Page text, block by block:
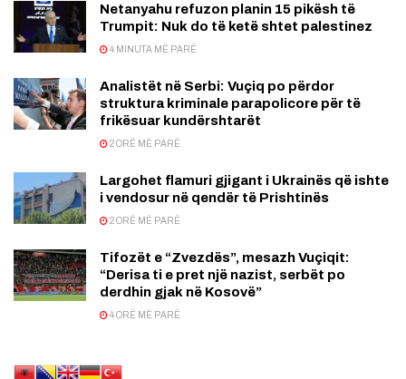
Netanyahu refuzon planin 15 pikësh të
Trumpit: Nuk do të ketë shtet palestinez
4 MINUTA MË PARË
Analistët në Serbi: Vuçiq po përdor
struktura kriminale parapolicore për të
frikësuar kundërshtarët
2 ORË MË PARË
Largohet flamuri gjigant i Ukrainës që ishte
i vendosur në qendër të Prishtinës
2 ORË MË PARË
Tifozët e “Zvezdës”, mesazh Vuçiqit:
“Derisa ti e pret një nazist, serbët po
derdhin gjak në Kosovë”
4 ORË MË PARË